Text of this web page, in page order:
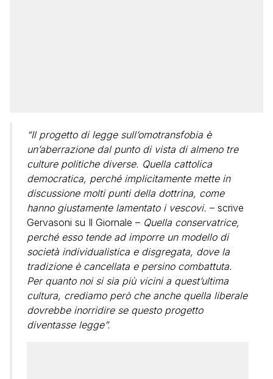
“Il progetto di legge sull’omotransfobia è
un’aberrazione dal punto di vista di almeno tre
culture politiche diverse. Quella cattolica
democratica, perché implicitamente mette in
discussione molti punti della dottrina, come
hanno giustamente lamentato i vescovi. – scrive
Gervasoni su Il Giornale – Quella conservatrice,
perché esso tende ad imporre un modello di
società individualistica e disgregata, dove la
tradizione è cancellata e persino combattuta.
Per quanto noi si sia più vicini a quest’ultima
cultura, crediamo però che anche quella liberale
dovrebbe inorridire se questo progetto
diventasse legge”.